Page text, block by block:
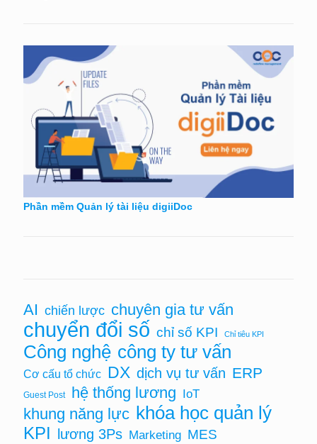
Phần mềm Quản lý tài liệu digiiDoc
AI chiến lược chuyên gia tư vấn
chuyển đổi số chỉ số KPI Chỉ tiêu KPI
Công nghệ công ty tư vấn
Cơ cấu tổ chức DX dịch vụ tư vấn ERP
Guest Post hệ thống lương IoT
khung năng lực khóa học quản lý
KPI lương 3Ps Marketing MES